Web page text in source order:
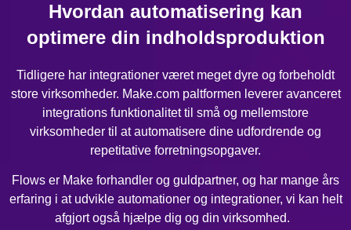
Hvordan automatisering kan
optimere din indholdsproduktion
Tidligere har integrationer været meget dyre og forbeholdt
store virksomheder. Make.com paltformen leverer avanceret
integrations funktionalitet til små og mellemstore
virksomheder til at automatisere dine udfordrende og
repetitative forretningsopgaver.
Flows er Make forhandler og guldpartner, og har mange års
erfaring i at udvikle automationer og integrationer, vi kan helt
afgjort også hjælpe dig og din virksomhed.